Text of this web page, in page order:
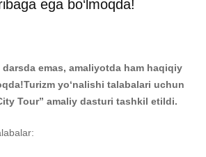
ega bo‘lmoqda!
emas, amaliyotda ham haqiqiy
yo‘nalishi talabalari uchun
Tour” amaliy dasturi tashkil etildi.